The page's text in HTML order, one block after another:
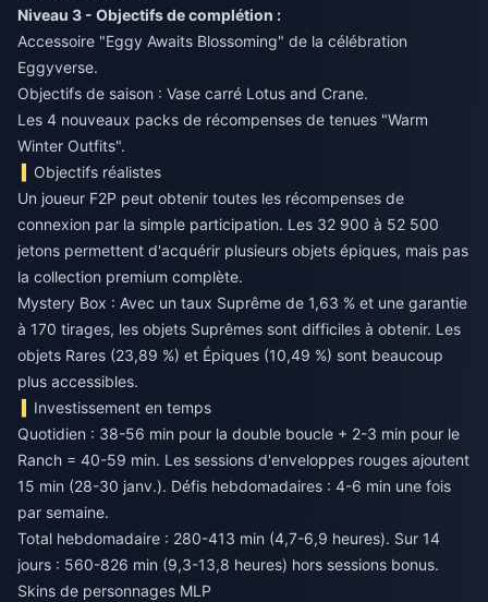
Niveau 3 - Objectifs de complétion :
Accessoire "Eggy Awaits Blossoming" de la célébration
Eggyverse.
Objectifs de saison : Vase carré Lotus and Crane.
Les 4 nouveaux packs de récompenses de tenues "Warm
Winter Outfits".
Objectifs réalistes
Un joueur F2P peut obtenir toutes les récompenses de
connexion par la simple participation. Les 32 900 à 52 500
jetons permettent d'acquérir plusieurs objets épiques, mais pas
la collection premium complète.
Mystery Box : Avec un taux Suprême de 1,63 % et une garantie
à 170 tirages, les objets Suprêmes sont difficiles à obtenir. Les
objets Rares (23,89 %) et Épiques (10,49 %) sont beaucoup
plus accessibles.
Investissement en temps
Quotidien : 38-56 min pour la double boucle + 2-3 min pour le
Ranch = 40-59 min. Les sessions d'enveloppes rouges ajoutent
15 min (28-30 janv.). Défis hebdomadaires : 4-6 min une fois
par semaine.
Total hebdomadaire : 280-413 min (4,7-6,9 heures). Sur 14
jours : 560-826 min (9,3-13,8 heures) hors sessions bonus.
Skins de personnages MLP